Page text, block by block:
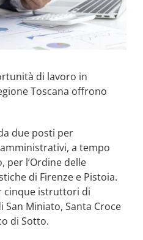
di lavoro in
Toscana offrono
due posti per
a tempo
per l’Ordine delle
di Firenze e Pistoia.
cinque istruttori di
Miniato, Santa Croce
di Sotto.